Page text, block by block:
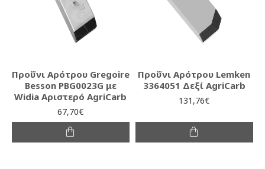
Προΰνι Αρότρου Gregoire
Besson PBG0023G με
Widia Αριστερό AgriCarb
67,70€
Προΰνι Αρότρου Lemken
3364051 Δεξί AgriCarb
131,76€